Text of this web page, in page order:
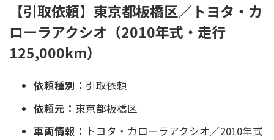
【引取依頼】東京都板橋区／トヨタ・カ
ローラアクシオ（2010年式・走行
125,000km）
依頼種別： 引取依頼
依頼元： 東京都板橋区
車両情報： トヨタ・カローラアクシオ／2010年式